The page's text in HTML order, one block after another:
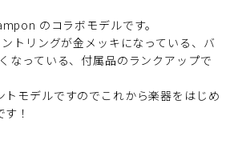
のコラボモデルです。
トリングが金メッキになっている、バ
なっている、付属品のランクアップで
トモデルですのでこれから楽器をはじめ
！